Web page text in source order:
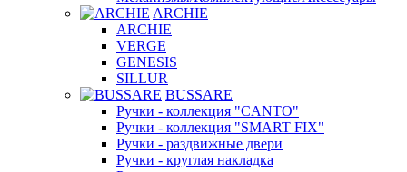
ARCHIE
ARCHIE
VERGE
GENESIS
SILLUR
BUSSARE
Ручки - коллекция "CANTO"
Ручки - коллекция "SMART FIX"
Ручки - раздвижные двери
Ручки - круглая накладка